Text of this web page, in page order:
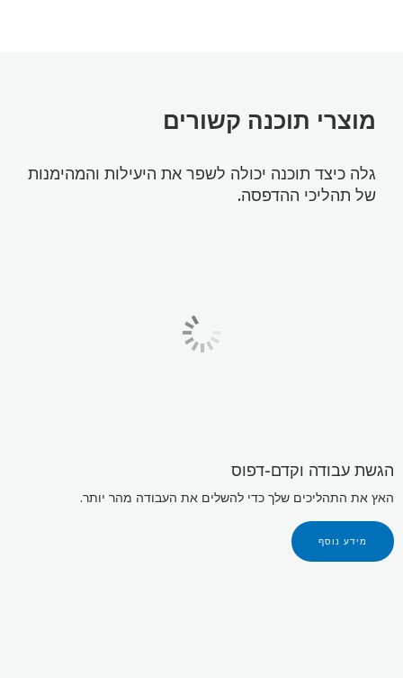
מוצרי תוכנה קשורים
גלה כיצד תוכנה יכולה לשפר את היעילות והמהימנות
של תהליכי ההדפסה.
הגשת עבודה וקדם-דפוס
האץ את התהליכים שלך כדי להשלים את העבודה מהר יותר.
מידע נוסף